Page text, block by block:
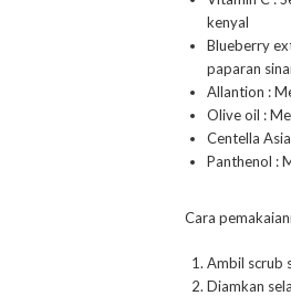
kenyal
Blueberry
paparan
Allantion :
Olive oil :
Centella
Panthenol :
Cara
Ambil scrub
Diamkan